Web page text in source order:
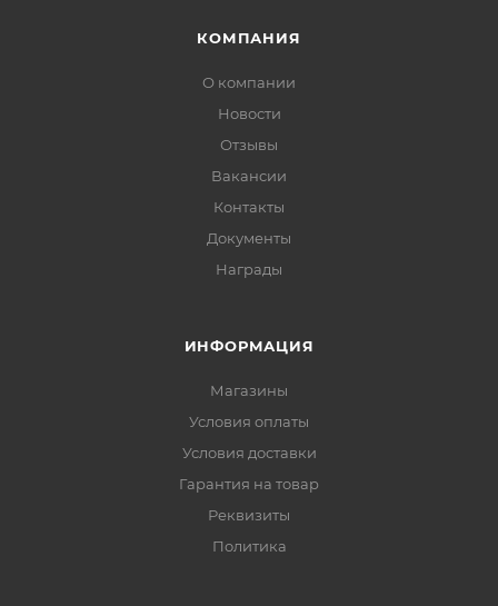
КОМПАНИЯ
О компании
Новости
Отзывы
Вакансии
Контакты
Документы
Награды
ИНФОРМАЦИЯ
Магазины
Условия оплаты
Условия доставки
Гарантия на товар
Реквизиты
Политика